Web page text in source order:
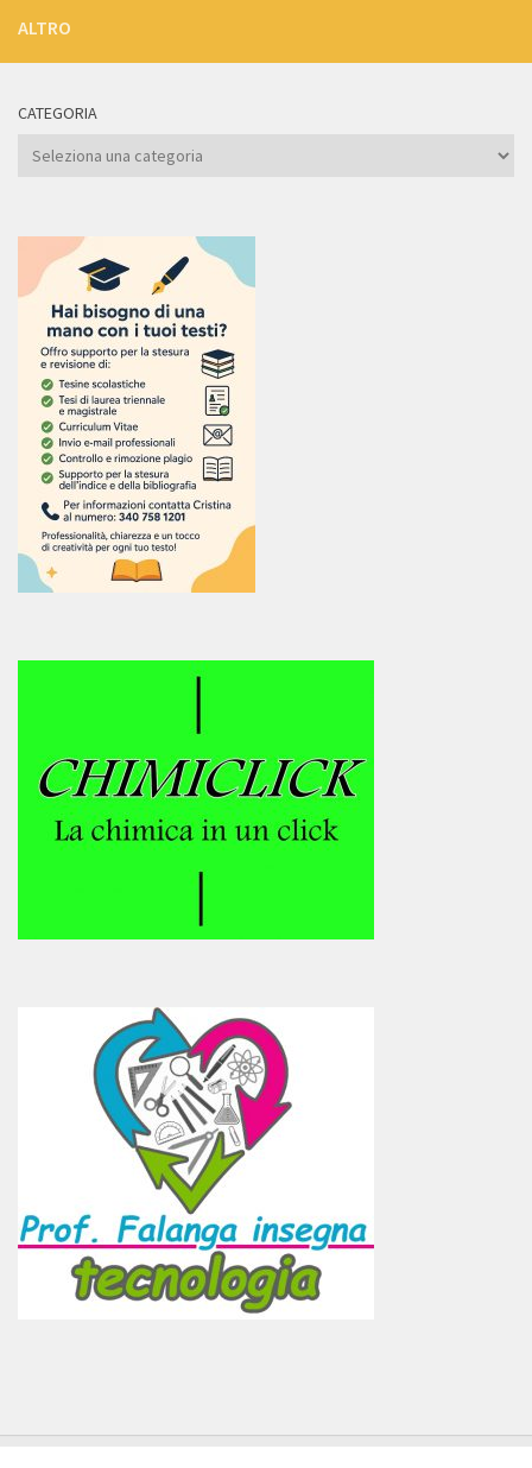
ALTRO
CATEGORIA
Categoria